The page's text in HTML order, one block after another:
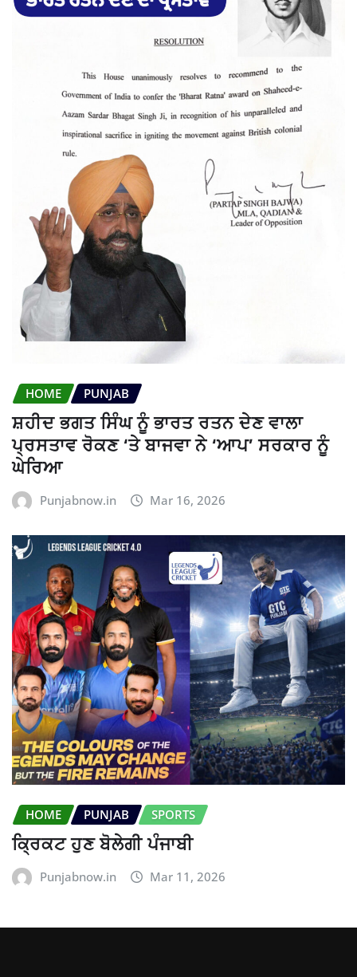
HOME PUNJAB
ਸ਼ਹੀਦ ਭਗਤ ਸਿੰਘ ਨੂੰ ਭਾਰਤ ਰਤਨ ਦੇਣ ਵਾਲਾ
ਪ੍ਰਸਤਾਵ ਰੋਕਣ ‘ਤੇ ਬਾਜਵਾ ਨੇ ‘ਆਪ’ ਸਰਕਾਰ ਨੂੰ
ਘੇਰਿਆ
Punjabnow.in Mar 16, 2026
HOME PUNJAB SPORTS
ਕ੍ਰਿਕਟ ਹੁਣ ਬੋਲੇਗੀ ਪੰਜਾਬੀ
Punjabnow.in Mar 11, 2026